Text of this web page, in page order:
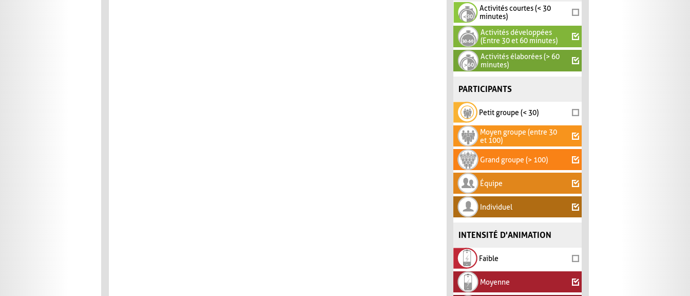
Activités courtes (< 30
minutes)
Activités développées
(Entre 30 et 60 minutes)
Activités élaborées (> 60
minutes)
PARTICIPANTS
Petit groupe (< 30)
Moyen groupe (entre 30
et 100)
Grand groupe (> 100)
Équipe
Individuel
INTENSITÉ D'ANIMATION
Faible
Moyenne